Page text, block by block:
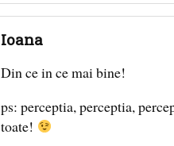
Ioana
Din ce in ce mai bine!
ps: perceptia, perceptia,
toate!